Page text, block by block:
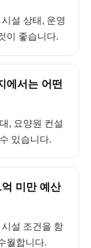
설 상태, 운영
이 좋습니다.
에서는 어떤
, 요양원 컨설
있습니다.
미만 예산
설 조건을 함
월합니다.